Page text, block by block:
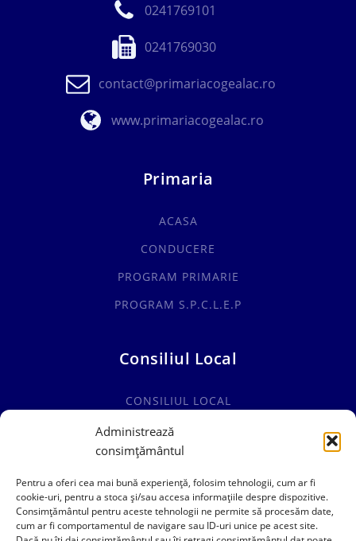
Administrează
consimțământul
Pentru a oferi cea mai bună experiență, folosim tehnologii, cum ar fi
cookie-uri, pentru a stoca și/sau accesa informațiile despre dispozitive.
Consimțământul pentru aceste tehnologii ne permite să procesăm date,
cum ar fi comportamentul de navigare sau ID-uri unice pe acest site.
0241769101
0241769030
contact@primariacogealac.ro
www.primariacogealac.ro
Primaria
ACASA
CONDUCERE
PROGRAM PRIMARIE
PROGRAM S.P.C.L.E.P
Consiliul Local
CONSILIUL LOCAL
COMISII SPECIALITATE
HOTĂRÂRI CONSILIUL LOCAL